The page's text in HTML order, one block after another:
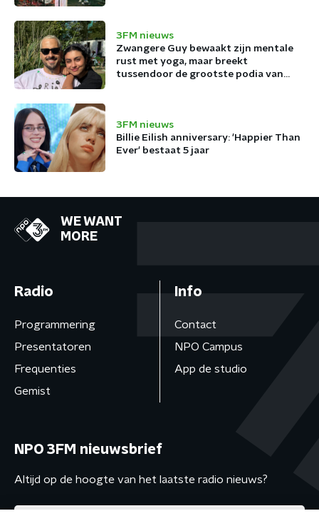
3FM nieuws
Zwangere Guy bewaakt zijn mentale
rust met yoga, maar breekt
tussendoor de grootste podia van
3FM nieuws
Billie Eilish anniversary: 'Happier Than
Ever' bestaat 5 jaar
WE WANT
MORE
Radio
Programmering
Presentatoren
Frequenties
Gemist
Info
Contact
NPO Campus
App de studio
NPO 3FM nieuwsbrief
Altijd op de hoogte van het laatste radio nieuws?